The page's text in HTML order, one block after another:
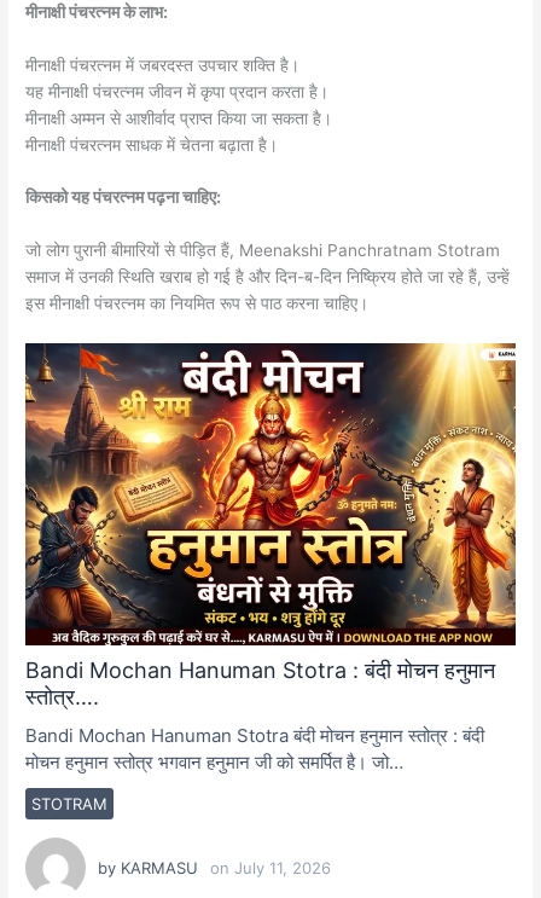
मीनाक्षी पंचरत्नम के लाभ:
मीनाक्षी पंचरत्नम में जबरदस्त उपचार शक्ति है।
यह मीनाक्षी पंचरत्नम जीवन में कृपा प्रदान करता है।
मीनाक्षी अम्मन से आशीर्वाद प्राप्त किया जा सकता है।
मीनाक्षी पंचरत्नम साधक में चेतना बढ़ाता है।
किसको यह पंचरत्नम पढ़ना चाहिए:
जो लोग पुरानी बीमारियों से पीड़ित हैं, Meenakshi Panchratnam Stotram
समाज में उनकी स्थिति खराब हो गई है और दिन-ब-दिन निष्क्रिय होते जा रहे हैं, उन्हें
इस मीनाक्षी पंचरत्नम का नियमित रूप से पाठ करना चाहिए।
Bandi Mochan Hanuman Stotra : बंदी मोचन हनुमान
स्तोत्र….
STOTRAM
Bandi Mochan Hanuman Stotra बंदी मोचन हनुमान स्तोत्र : बंदी
मोचन हनुमान स्तोत्र भगवान हनुमान जी को समर्पित है। जो…
by KARMASU onJuly 11, 2026